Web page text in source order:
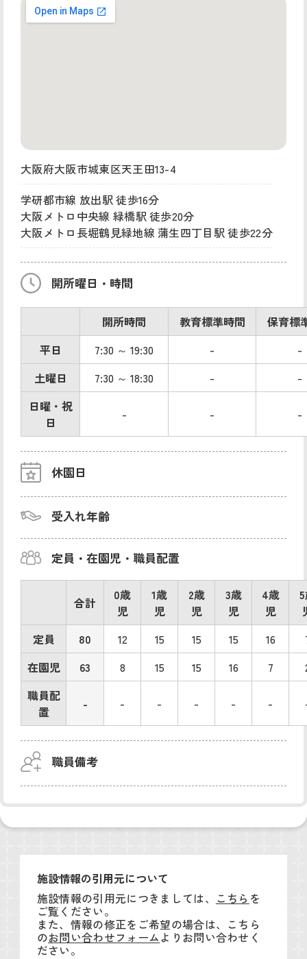
大阪府大阪市城東区天王田13-4
学研都市線 放出駅 徒歩16分
大阪メトロ中央線 緑橋駅 徒歩20分
大阪メトロ長堀鶴見緑地線 蒲生四丁目駅 徒歩22分
開所曜日・時間
開所時間 教育標準時間
保育標
平日
7:30 ～ 19:30 -
-
土曜日
7:30 ～ 18:30 -
-
日曜・祝
日
- - -
休園日
受入れ年齢
定員・在園児・職員配置
合計
0歳
児
1歳
児
2歳
児
3歳
児
4歳
児
定員
80 12 15 15 15 16
在園児
63 8 15 15 16 7
職員配
置
- - - - - -
職員備考
施設情報の引用元について
施設情報の引用元につきましては、 こちら を
ご覧ください。
また、情報の修正をご希望の場合は、こちら
のお問い合わせフォームよりお問い合わせく
ださい。